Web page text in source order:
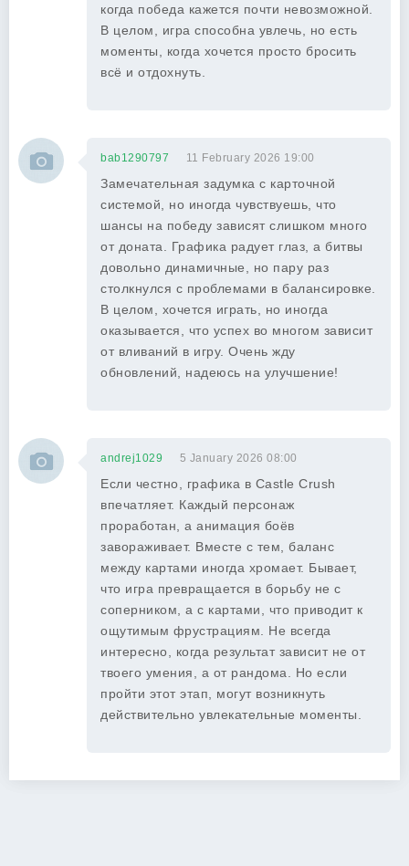
когда победа кажется почти невозможной.
В целом, игра способна увлечь, но есть
моменты, когда хочется просто бросить
всё и отдохнуть.
bab1290797 11 February 2026 19:00
Замечательная задумка с карточной
системой, но иногда чувствуешь, что
шансы на победу зависят слишком много
от доната. Графика радует глаз, а битвы
довольно динамичные, но пару раз
столкнулся с проблемами в балансировке.
В целом, хочется играть, но иногда
оказывается, что успех во многом зависит
от вливаний в игру. Очень жду
обновлений, надеюсь на улучшение!
andrej1029 5 January 2026 08:00
Если честно, графика в Castle Crush
впечатляет. Каждый персонаж
проработан, а анимация боёв
завораживает. Вместе с тем, баланс
между картами иногда хромает. Бывает,
что игра превращается в борьбу не с
соперником, а с картами, что приводит к
ощутимым фрустрациям. Не всегда
интересно, когда результат зависит не от
твоего умения, а от рандома. Но если
пройти этот этап, могут возникнуть
действительно увлекательные моменты.